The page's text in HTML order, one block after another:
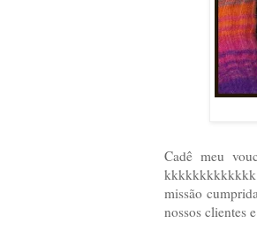
Cadê meu
kkkkkkkkkkkkk.
missão
nossos clientes